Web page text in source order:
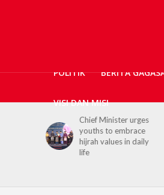
POLITIK BERITA
VISI DAN MISI
Tiada kes penculikan
sejak Januari 2020,
perkembangan positif
ESS Zone wajar